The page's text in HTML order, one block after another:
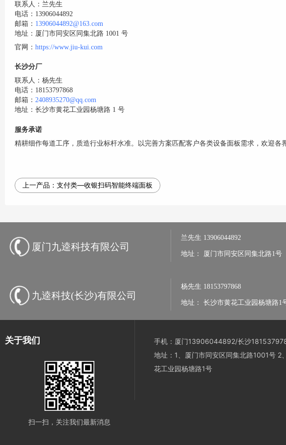
联系人：兰先生
电话：13906044892
邮箱： 13906044892@163.com
地址：厦门市同安区同集北路 1001 号
官网： https://www.jiu-kui.com
长沙分厂
联系人：杨先生
电话：18153797868
邮箱： 2408935270@qq.com
地址：长沙市黄花工业园杨塘路 1 号
服务承诺
精耕细作每道工序，质造行业标杆水准。以完善方案匹配客户各类设备面板需求，欢迎各
上一产品： 支付类—收银扫码智能终端面板
厦门九逵科技有限公司
兰先生 13906044892
地址： 厦门市同安区同集北路1号
九逵科技(长沙)有限公司
杨先生 18153797868
地址： 长沙市黄花工业园杨塘路1
关于我们
扫一扫，关注我们最新消息
手机：厦门13906044892/长沙
地址：1、厦门市同安区同集北路1001号 2
花工业园杨塘路1号